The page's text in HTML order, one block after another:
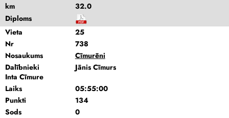
km
32.0
Diploms
Vieta
25
Nr
738
Nosaukums
Cīmurēni
Dalībnieki
Jānis Cīmurs
Inta Cīmure
Laiks
05:55:00
Punkti
134
Sods
0